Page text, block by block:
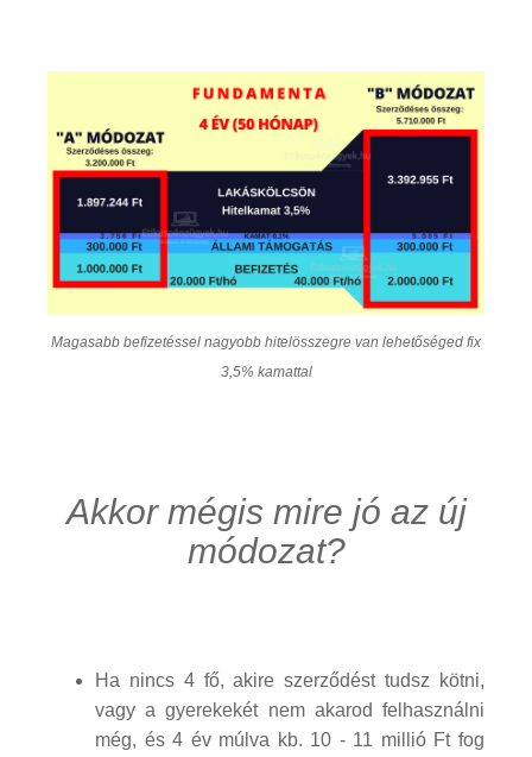
Magasabb befizetéssel nagyobb hitelösszegre van lehetőséged fix
3,5% kamattal
Akkor mégis mire jó az új
módozat?
Ha nincs 4 fő, akire szerződést tudsz kötni,
vagy a gyerekekét nem akarod felhasználni
még, és 4 év múlva kb. 10 - 11 millió Ft fog